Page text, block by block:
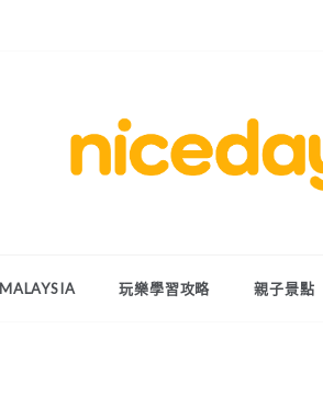
子X體驗
玩樂學習攻略 親子景點